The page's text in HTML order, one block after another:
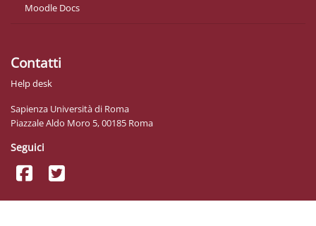
Moodle Docs
Contatti
Help desk
Sapienza Università di Roma
Piazzale Aldo Moro 5, 00185 Roma
Seguici